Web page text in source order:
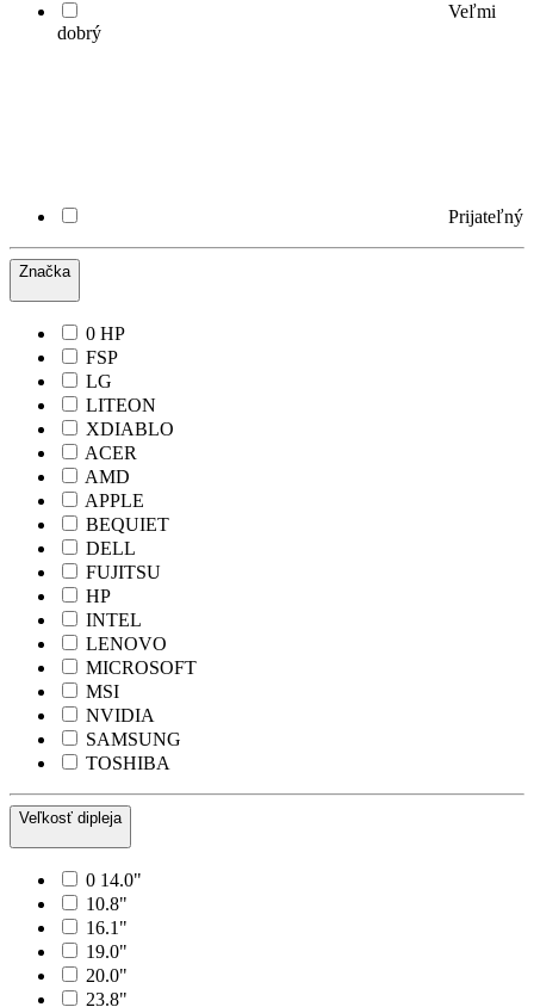
Veľmi
dobrý
Prijateľný
Značka
0 HP
FSP
LG
LITEON
XDIABLO
ACER
AMD
APPLE
BEQUIET
DELL
FUJITSU
HP
INTEL
LENOVO
MICROSOFT
MSI
NVIDIA
SAMSUNG
TOSHIBA
Veľkosť dipleja
0 14.0"
10.8"
16.1"
19.0"
20.0"
23.8"